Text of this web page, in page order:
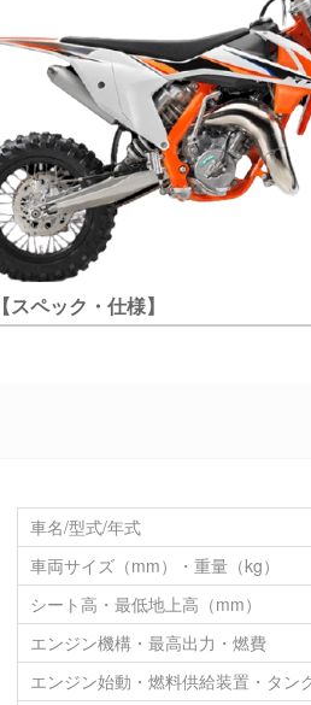
【スペック・仕様】
車名/型式/年式
車両サイズ（mm）・重量（kg）
シート高・最低地上高（mm）
エンジン機構・最高出力・燃費
エンジン始動・燃料供給装置・タン